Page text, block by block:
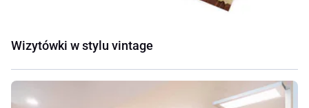
Wizytówki w stylu vintage